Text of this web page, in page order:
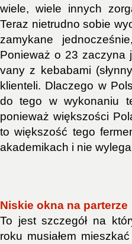
wiele, wiele innych
Teraz nietrudno sobie
zamykane
Ponieważ o 23 zaczyna
vany z kebabami
klienteli. Dlaczego w
do tego w wykonaniu
ponieważ większości
to większość tego
akademikach i nie
Niskie okna na parterze
To jest szczegół na
roku musiałem